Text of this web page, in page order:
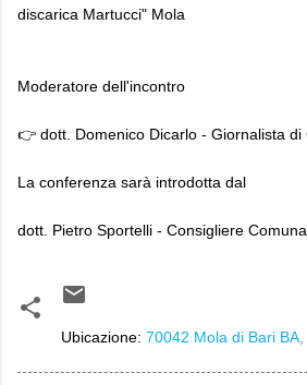
discarica Martucci" Mola
Moderatore dell'incontro
👉 dott. Domenico Dicarlo - Giornalista di
La conferenza sarà introdotta dal
dott. Pietro Sportelli - Consigliere
Ubicazione: 70042 Mola di Bari BA,